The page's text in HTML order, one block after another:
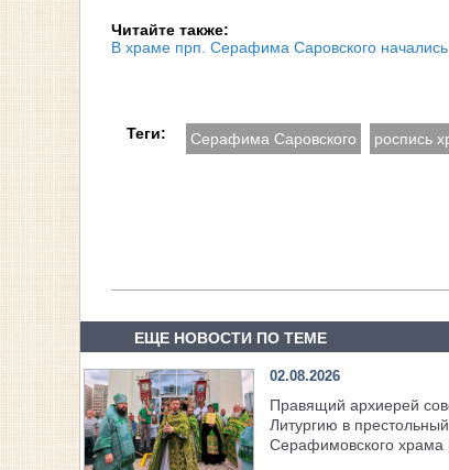
Читайте также:
В храме прп. Серафима Саровского
Теги: Серафима Саровского роспись
ЕЩЕ НОВОСТИ ПО ТЕМЕ
02.08.2026
Правящий архиерей
Литургию в
Серафимовского храма